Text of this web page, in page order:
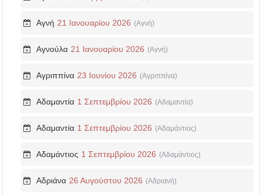
Αγνή 21 Ιανουαρίου 2026 (Αγνή)
Αγνούλα 21 Ιανουαρίου 2026 (Αγνή)
Αγριππίνα 23 Ιουνίου 2026 (Αγριππίνα)
Αδαμαντία 1 Σεπτεμβρίου 2026 (Αδαμαντία)
Αδαμαντία 1 Σεπτεμβρίου 2026 (Αδαμάντιος)
Αδαμάντιος 1 Σεπτεμβρίου 2026 (Αδαμάντιος)
Αδριάνα 26 Αυγούστου 2026 (Αδριανή)